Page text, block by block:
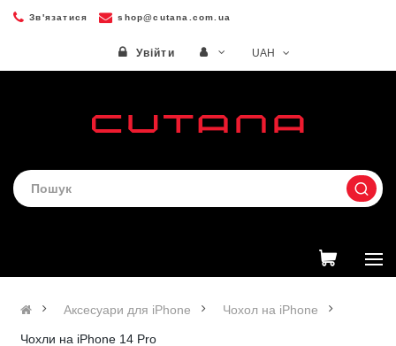
Зв'язатися shop@cutana.com.ua
Увійти
Аксесуари для iPhone Чохол на iPhone
Чохли на iPhone 14 Pro